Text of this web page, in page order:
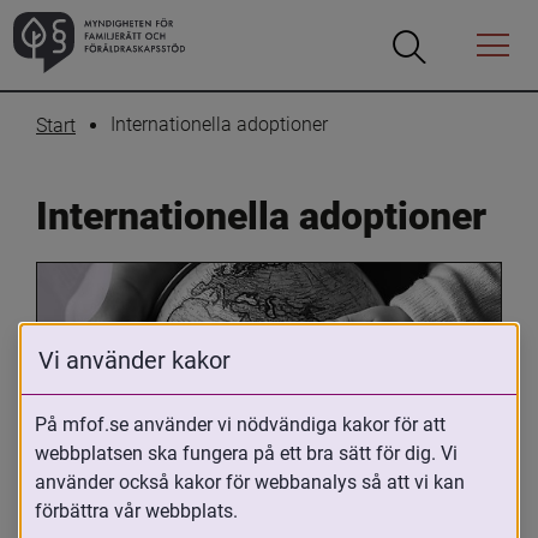
Öppna
Öppna
Menyn
Start Internationella adoptioner
Internationella adoptioner
Oavsett om du är adopterad,
adoptivförälder eller arbetar med
Vi använder kakor
På mfof.se använder vi nödvändiga kakor för att
webbplatsen ska fungera på ett bra sätt för dig. Vi
använder också kakor för webbanalys så att vi kan
förbättra vår webbplats.